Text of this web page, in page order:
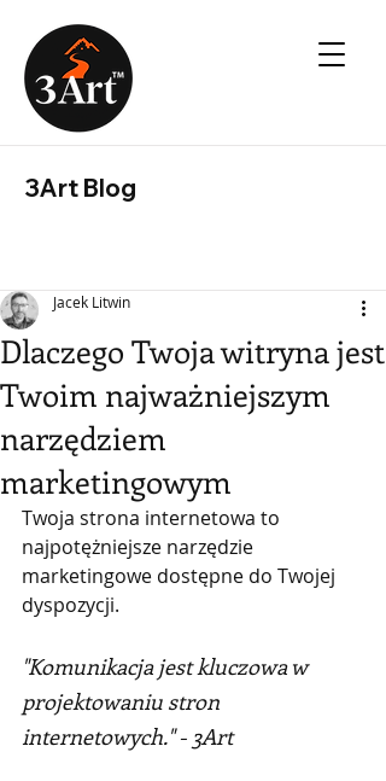
3Art Blog
Dlaczego Twoja witryna jest
Twoim najważniejszym
narzędziem
marketingowym
Jacek Litwin
Twoja strona internetowa to
najpotężniejsze narzędzie
marketingowe dostępne do Twojej
dyspozycji.
"Komunikacja jest kluczowa w
projektowaniu stron
internetowych." - 3Art